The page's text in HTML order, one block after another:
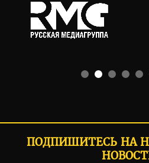
ПОДПИШИТЕСЬ НА